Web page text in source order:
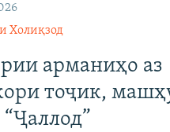
Холиқзод
арманиҳо аз
тоҷик,